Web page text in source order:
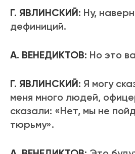
Г. ЯВЛИНСКИЙ: Ну,
дефиниций.
А. ВЕНЕДИКТОВ: Но это
Г. ЯВЛИНСКИЙ: Я могу
меня много людей,
сказали: «Нет, мы не
тюрьму».